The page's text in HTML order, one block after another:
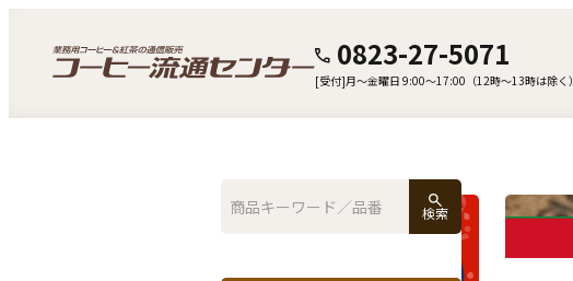
0823-27-5071
[受付]月〜金曜日 9:00～17:00（12時～13時は除く）
検索